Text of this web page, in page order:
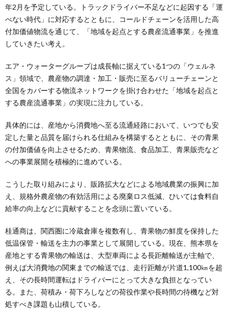
年2月を予定している。トラックドライバー不足などに起因する「運
べない時代」に対応するとともに、コールドチェーンを活用した高
付加価値物流を通じて、「地域を起点とする農産流通事業」を推進
していきたい考え。
エア・ウォーターグループは成長軸に据えている1つの「ウェルネ
ス」領域で、農産物の調達・加工・販売に至るバリューチェーンと
全国をカバーする物流ネットワークを掛け合わせた「地域を起点と
する農産流通事業」の実現に注力している。
具体的には、産地から消費地へ至る流通経路において、いつでも安
定した量と品質を届けられる仕組みを構築するとともに、その青果
の付加価値を向上させるため、青果物流、食品加工、青果販売など
への事業展開を積極的に進めている。
こうした取り組みにより、販路拡大などによる地域農業の振興に加
え、規格外農産物の有効活用による廃棄ロス低減、ひいては食料自
給率の向上などに貢献することを念頭に置いている。
桂通商は、関西圏に冷蔵倉庫を複数有し、青果物の鮮度を保持した
低温保管・輸送を主力の事業として展開している。現在、熊本県を
産地とする青果物の輸送は、大型車両による長距離輸送が主軸で、
例えば大消費地の関東までの輸送では、走行距離が片道1,100㎞を超
え、その長時間運転はドライバーにとって大きな負担となってい
る。また、荷積み・荷下ろしなどの荷役作業や長時間の待機など対
処すべき課題も山積している。